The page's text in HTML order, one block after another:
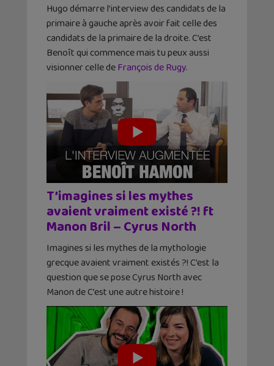
Hugo démarre l’interview des candidats de la
primaire à gauche après avoir fait celle des
candidats de la primaire de la droite. C’est
Benoît qui commence mais tu peux aussi
visionner celle deFrançois de Rugy.
T’imagines si les mythes
avaient vraiment existé ?! ft
Manon Bril – Cyrus North
Imagines si les mythes de la mythologie
grecque avaient vraiment existés ?! C’est la
question que se pose Cyrus North avec
Manon de C’est une autre histoire !